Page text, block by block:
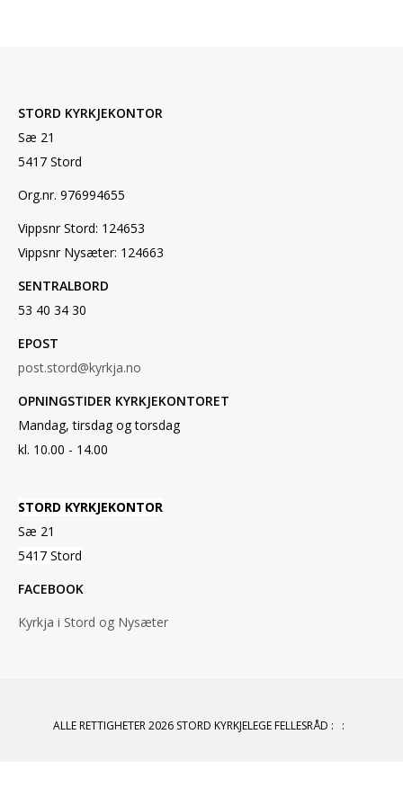
STORD KYRKJEKONTOR
Sæ 21
5417 Stord
Org.nr. 976994655
Vippsnr Stord: 124653
Vippsnr Nysæter: 124663
SENTRALBORD
53 40 34 30
EPOST
post.stord@kyrkja.no
OPNINGSTIDER KYRKJEKONTORET
Mandag, tirsdag og torsdag
kl. 10.00 - 14.00
STORD KYRKJEKONTOR
Sæ 21
5417 Stord
FACEBOOK
Kyrkja i Stord og Nysæter
ALLE RETTIGHETER 2026 STORD KYRKJELEGE FELLESRÅD : :